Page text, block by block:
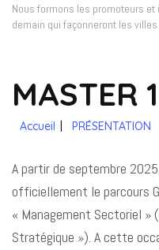
Nous formons les promoteurs
demain qui façonneront les
MASTER
Accueil PRÉSENTATION
A partir de septembre
officiellement le parcours
« Management Sectoriel »
Stratégique »). A cette